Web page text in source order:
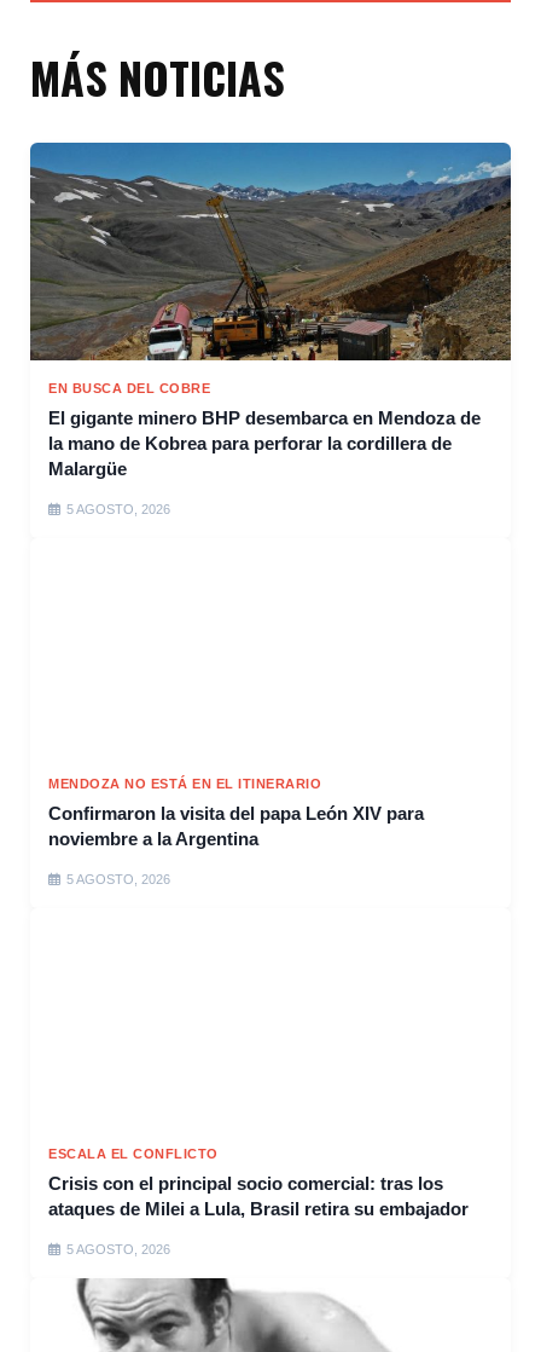
MÁS NOTICIAS
EN BUSCA DEL COBRE
El gigante minero BHP desembarca en Mendoza de
la mano de Kobrea para perforar la cordillera de
Malargüe
5 AGOSTO, 2026
MENDOZA NO ESTÁ EN EL ITINERARIO
Confirmaron la visita del papa León XIV para
noviembre a la Argentina
5 AGOSTO, 2026
ESCALA EL CONFLICTO
Crisis con el principal socio comercial: tras los
ataques de Milei a Lula, Brasil retira su embajador
5 AGOSTO, 2026